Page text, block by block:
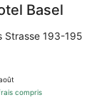
Basel
Strasse 193-195
compris